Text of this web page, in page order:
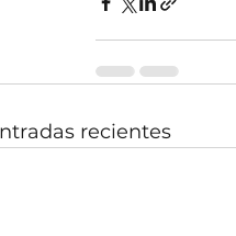
recientes